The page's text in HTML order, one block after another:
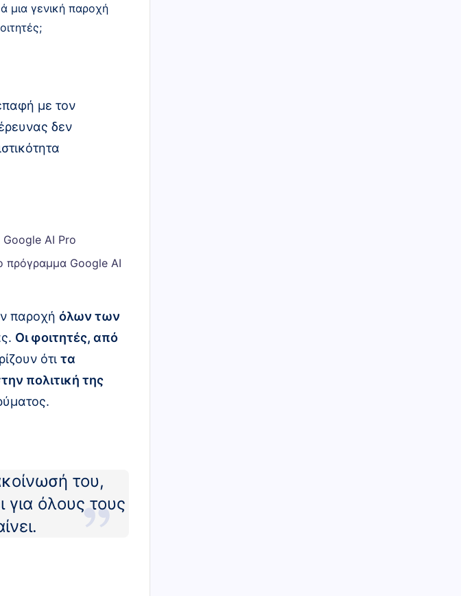
μια γενική παροχή
με τον
δεν
AI Pro
πρόγραμμα Google AI
παροχή όλων των
Οι φοιτητές, από
ότι τα
πολιτική της
του,
για όλους τους